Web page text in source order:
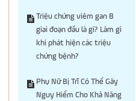
Triệu chứng viêm gan B
giai đoạn đầu là gì? Làm gì
khi phát hiện các triệu
chứng bệnh?
Phụ Nữ Bị Trĩ Có Thể Gây
Nguy Hiểm Cho Khả Năng